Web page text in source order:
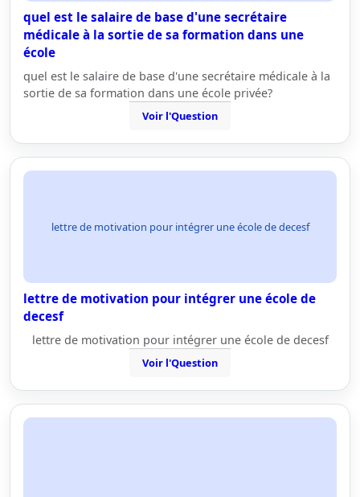
quel est le salaire de base d'une secrétaire
médicale à la sortie de sa formation dans une
école
quel est le salaire de base d'une secrétaire médicale à la
sortie de sa formation dans une école privée?
Voir l'Question
lettre de motivation pour intégrer une école de decesf
lettre de motivation pour intégrer une école de
decesf
lettre de motivation pour intégrer une école de decesf
Voir l'Question